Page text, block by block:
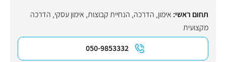
תחום ראשי: אימון, הדרכה, הנחיית קבוצות, אימון עסקי, הדרכה
מקצועית
050-9853332